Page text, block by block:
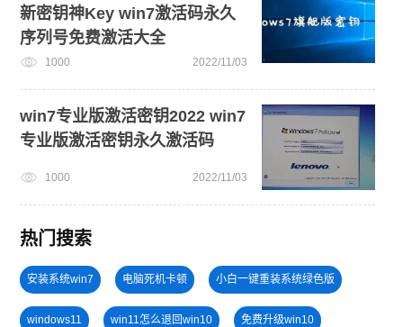
新密钥神Key win7激活码永久
序列号免费激活大全
1000 2022/11/03
win7专业版激活密钥2022 win7
专业版激活密钥永久激活码
1000 2022/11/03
热门搜索
安装系统win7 电脑死机卡顿 小白一键重装系统绿色版
windows11 win11怎么退回win10 免费升级win10